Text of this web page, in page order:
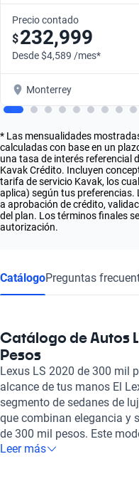
Precio contado
$232,999
Desde $4,589 /mes*
Monterrey
* Las mensualidades
calculadas con base en un
una tasa de interés referencial
Kavak Crédito. Incluyen
tarifa de servicio Kavak, los
aplica) según tus
a aprobación de crédito,
del plan. Los términos finales
autorización.
CatálogoPreguntas
Catálogo de Autos
Pesos
Lexus LS 2020 de 300 mil
alcance de tus manos El
segmento de sedanes de
que combinan elegancia y
de 300 mil pesos. Este
imponente y aerodinámico,
Leer más